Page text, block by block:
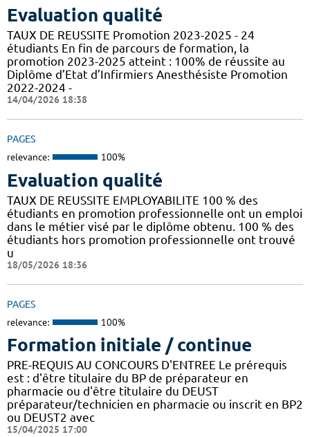
Evaluation qualité
TAUX DE REUSSITE Promotion 2023-2025 - 24
étudiants En fin de parcours de formation, la
promotion 2023-2025 atteint : 100% de réussite au
Diplôme d’Etat d’Infirmiers Anesthésiste Promotion
2022-2024 -
14/04/2026 18:38
PAGES
relevance: 100%
Evaluation qualité
TAUX DE REUSSITE EMPLOYABILITE 100 % des
étudiants en promotion professionnelle ont un emploi
dans le métier visé par le diplôme obtenu. 100 % des
étudiants hors promotion professionnelle ont trouvé
u
18/05/2026 18:36
PAGES
relevance: 100%
Formation initiale / continue
PRE-REQUIS AU CONCOURS D'ENTREE Le prérequis
est : d'être titulaire du BP de préparateur en
pharmacie ou d'être titulaire du DEUST
préparateur/technicien en pharmacie ou inscrit en BP2
ou DEUST2 avec
15/04/2025 17:00